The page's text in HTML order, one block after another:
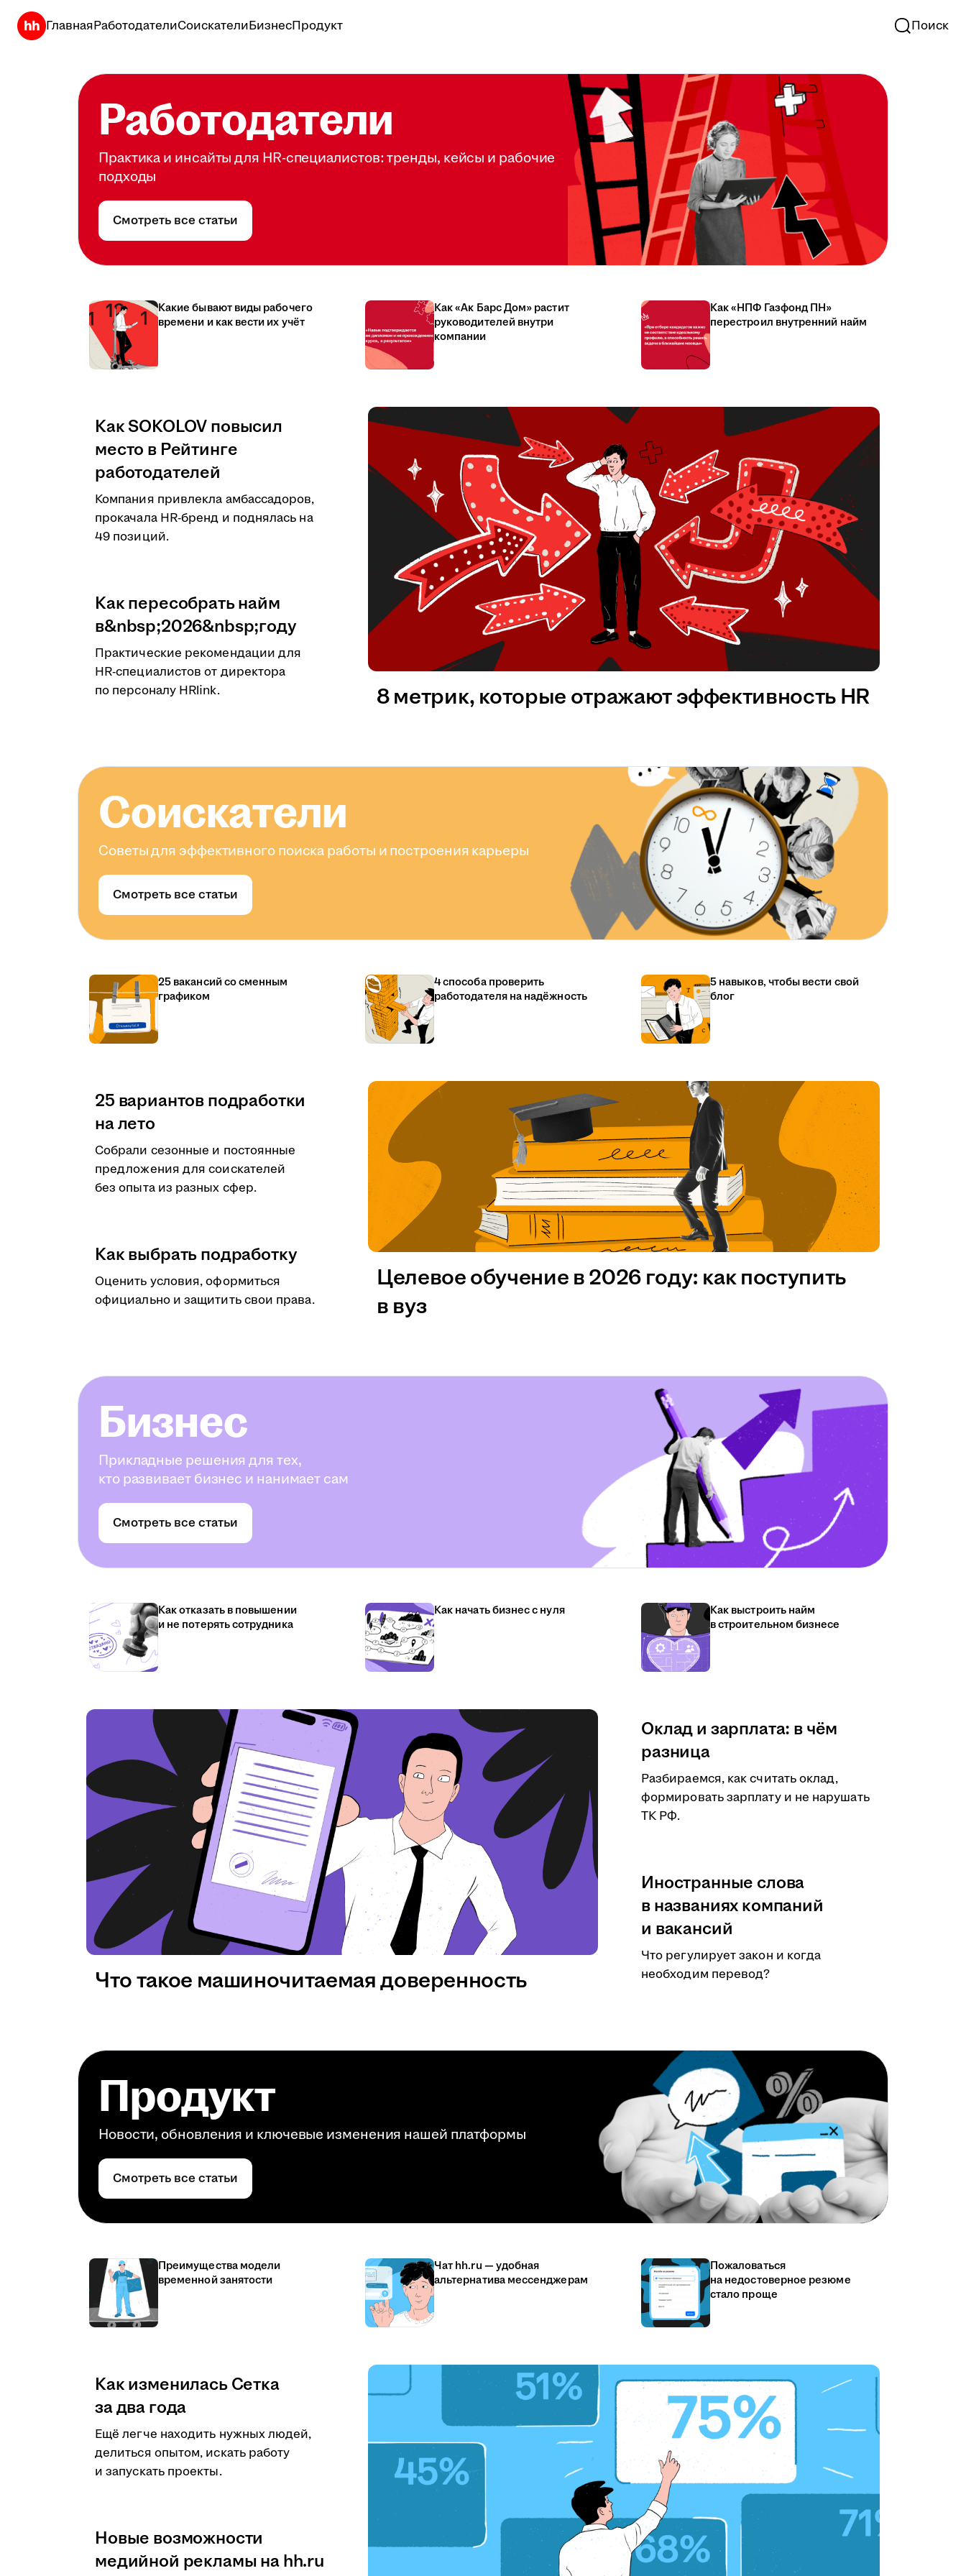
ГлавнаяРаботодателиСоискателиБизнесПродукт Поиск
Работодатели
Практика и инсайты для HR-специалистов: тренды, кейсы и рабочие
подходы
Смотреть все статьи
Какие бывают виды рабочего
времени и как вести их учёт
Как «Ак Барс Дом» растит
руководителей внутри
компании
Как «НПФ Газфонд ПН»
перестроил внутренний найм
Как SOKOLOV повысил
место в Рейтинге
работодателей
Компания привлекла амбассадоров,
прокачала HR-бренд и поднялась на
49 позиций.
Как пересобрать найм
в&nbsp;2026&nbsp;году
Практические рекомендации для
HR-специалистов от директора
по персоналу HRlink.
8 метрик, которые отражают эффективность HR
Соискатели
Советы для эффективного поиска работы и построения карьеры
Смотреть все статьи
25 вакансий со сменным
графиком
4 способа проверить
работодателя на надёжность
5 навыков, чтобы вести свой
блог
25 вариантов подработки
на лето
Собрали сезонные и постоянные
предложения для соискателей
без опыта из разных сфер.
Как выбрать подработку
Оценить условия, оформиться
официально и защитить свои права.
Целевое обучение в 2026 году: как поступить
в вуз
Бизнес
Прикладные решения для тех,
кто развивает бизнес и нанимает сам
Смотреть все статьи
Как отказать в повышении
и не потерять сотрудника
Как начать бизнес с нуля
Как выстроить найм
в строительном бизнесе
Оклад и зарплата: в чём
разница
Разбираемся, как считать оклад,
формировать зарплату и не нарушать
ТК РФ.
Иностранные слова
в названиях компаний
и вакансий
Что регулирует закон и когда
необходим перевод?
Что такое машиночитаемая доверенность
Продукт
Новости, обновления и ключевые изменения нашей платформы
Смотреть все статьи
Преимущества модели
временной занятости
Чат hh.ru — удобная
альтернатива мессенджерам
Пожаловаться
на недостоверное резюме
стало проще
Как изменилась Сетка
за два года
Ещё легче находить нужных людей,
делиться опытом, искать работу
и запускать проекты.
Новые возможности
медийной рекламы на hh.ru